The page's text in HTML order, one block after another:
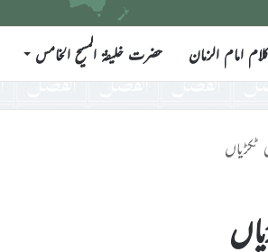
ؑکلام امام الزمان حضرت خلیفۃ المسیح الخامس
ٹکڑیاں